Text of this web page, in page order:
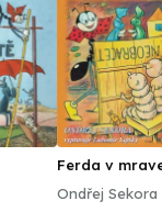
Ferda v
Ondřej Sekora